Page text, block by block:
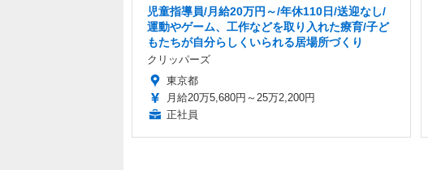
児童指導員/月給20万円～/年休110日/送迎なし/
運動やゲーム、工作などを取り入れた療育/子ど
もたちが自分らしくいられる居場所づくり
クリッパーズ
東京都
月給20万5,680円～25万2,200円
正社員